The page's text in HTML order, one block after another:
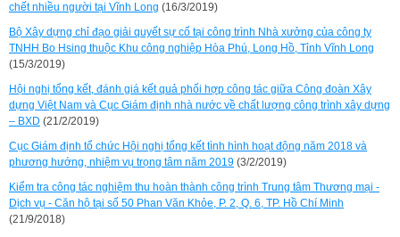
chết nhiều người tại Vĩnh Long (16/3/2019)
Bộ Xây dựng chỉ đạo giải quyết sự cố tại công trình Nhà xưởng của công ty
TNHH Bo Hsing thuộc Khu công nghiệp Hòa Phú, Long Hồ, Tỉnh Vĩnh Long
(15/3/2019)
Hội nghị tổng kết, đánh giá kết quả phối hợp công tác giữa Công đoàn Xây
dựng Việt Nam và Cục Giám định nhà nước về chất lượng công trình xây dựng
– BXD (21/2/2019)
Cục Giám định tổ chức Hội nghị tổng kết tình hình hoạt động năm 2018 và
phương hướng, nhiệm vụ trọng tâm năm 2019 (3/2/2019)
Kiểm tra công tác nghiệm thu hoàn thành công trình Trung tâm Thương mại -
Dịch vụ - Căn hộ tại số 50 Phan Văn Khỏe, P. 2, Q. 6, TP. Hồ Chí Minh
(21/9/2018)